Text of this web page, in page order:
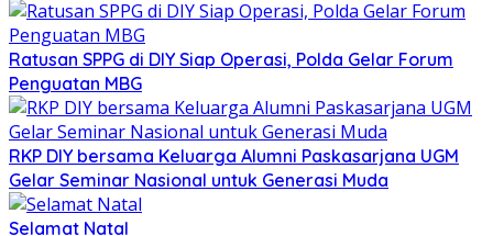
Ratusan SPPG di DIY Siap Operasi, Polda Gelar Forum
Penguatan MBG
RKP DIY bersama Keluarga Alumni Paskasarjana UGM
Gelar Seminar Nasional untuk Generasi Muda
Selamat Natal